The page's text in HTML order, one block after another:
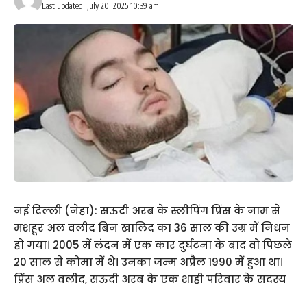
Last updated: July 20, 2025 10:39 am
नई दिल्ली (नेहा): सऊदी अरब के स्लीपिंग प्रिंस के नाम से
मशहूर अल वलीद बिन खालिद का 36 साल की उम्र में निधन
हो गया। 2005 में लंदन में एक कार दुर्घटना के बाद वो पिछले
20 साल से कोमा में थे। उनका जन्म अप्रैल 1990 में हुआ था।
प्रिंस अल वलीद, सऊदी अरब के एक शाही परिवार के सदस्य